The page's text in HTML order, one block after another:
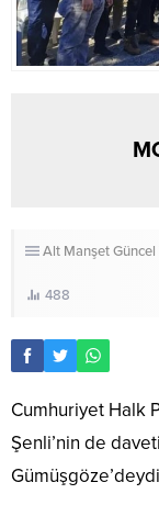
Alt ManşetGüncel
488
Cumhuriyet Halk
Şenli’nin de